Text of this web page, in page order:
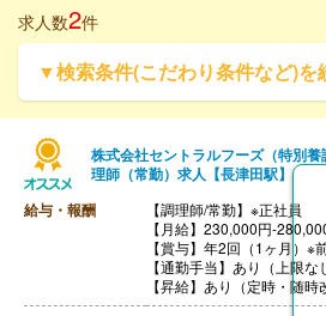
求人数2件
▼検索条件(こだわり条件など)を
株式会社セントラルフーズ（特別
理師（常勤）求人【長津田駅】
給与・報酬
【調理師/常勤】※正社員
【月給】230,000円-
【賞与】年2回（1ヶ月）※
【通勤手当】あり（上限な
【昇給】あり（定時・随時
【退職金】あり（社内規定